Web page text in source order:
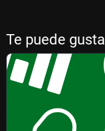
Te puede